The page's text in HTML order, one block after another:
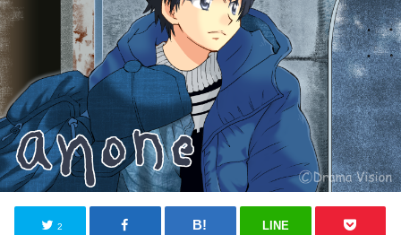
2 LINE